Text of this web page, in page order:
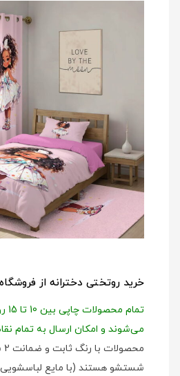
خرید روتختی دخترانه از
می‌شوند و امکان ارسال به تمام